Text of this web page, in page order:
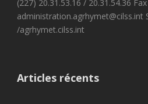
(227) 20.31.53.16 / 20.31.54.36
administration.agrhymet@cilss.int
/agrhymet.cilss.int
Articles récents